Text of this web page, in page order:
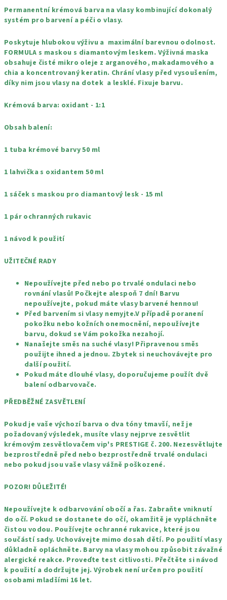
Permanentní krémová barva na vlasy kombinující dokonalý
systém pro barvení a péči o vlasy.
Poskytuje hlubokou výživu a maximální barevnou odolnost.
FORMULA s maskou s diamantovým leskem. Výživná maska
obsahuje čisté mikro oleje z arganového, makadamového a
chia a koncentrovaný keratin. Chrání vlasy před vysoušením,
díky nim jsou vlasy na dotek a lesklé. Fixuje barvu.
Krémová barva: oxidant - 1:1
Obsah balení:
1 tuba krémové barvy 50 ml
1 lahvička s oxidantem 50 ml
1 sáček s maskou pro diamantový lesk - 15 ml
1 pár ochranných rukavic
1 návod k použití
UŽITEČNÉ RADY
Nepoužívejte před nebo po trvalé ondulaci nebo
rovnání vlasů! Počkejte alespoň 7 dní! Barvu
nepoužívejte, pokud máte vlasy barvené hennou!
Před barvením si vlasy nemyjte.V případě poranení
pokožku nebo kožních onemocnění, nepoužívejte
barvu, dokud se Vám pokožka nezahojí.
Nanašejte směs na suché vlasy! Připravenou směs
použijte ihned a jednou. Zbytek si neuchovávejte pro
další použití.
Pokud máte dlouhé vlasy, doporučujeme použít dvě
balení odbarvovače.
PŘEDBĚŽNÉ ZASVĚTLENÍ
Pokud je vaše výchozí barva o dva tóny tmavší, než je
požadovaný výsledek, musíte vlasy nejprve zesvětlit
krémovým zesvětlovačem vip's PRESTIGE č. 200. Nezesvětlujte
bezprostředně před nebo bezprostředně trvalé ondulaci
nebo pokud jsou vaše vlasy vážně poškozené.
POZOR! DŮLEŽITÉ!
Nepoužívejte k odbarvování obočí a řas. Zabraňte vniknutí
do očí. Pokud se dostanete do očí, okamžitě je vypláchněte
čistou vodou. Používejte ochranné rukavice, které jsou
součástí sady. Uchovávejte mimo dosah dětí. Po použití vlasy
důkladně opláchněte. Barvy na vlasy mohou způsobit závažné
alergické reakce. Proveďte test citlivosti. Přečtěte si návod
k použití a dodržujte jej. Výrobek není určen pro použití
osobami mladšími 16 let.